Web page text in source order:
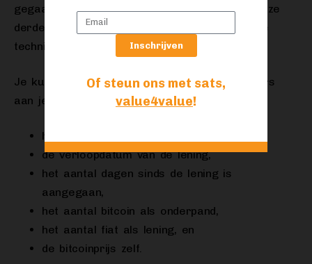
gegaan. Met cryptografische trucjes kun je deze
derde partij mitigeren. Zonder al te veel op de
techniek in te gaan, hier een korte uitleg:
Je kunt met Lava Loans een aantal parameters
aan je bitcoin meegeven:
het rentetarief,
de verloopdatum van de lening,
het aantal dagen sinds de lening is
aangegaan,
het aantal bitcoin als onderpand,
het aantal fiat als lening, en
de bitcoinprijs zelf.
Inschrijven
Of steun ons met sats,
value4value!